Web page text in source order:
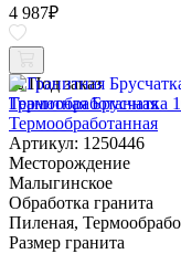
4 987₽
Под заказ
Гранитная Брусчатка
Термообработанная
Артикул: 1250446
Месторождение
Малыгинское
Обработка гранита
Пиленая,
Размер гранита